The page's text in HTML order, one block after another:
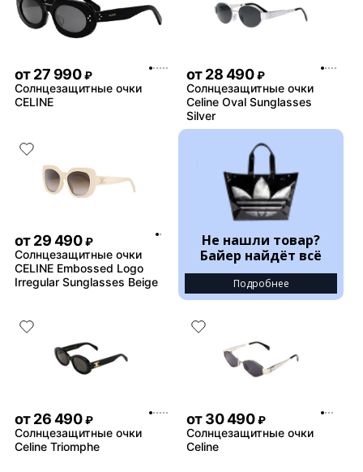
от27 990 ₽
Солнцезащитные очки
CELINE
от28 490 ₽
Солнцезащитные очки
Celine Oval Sunglasses
Silver
от29 490 ₽
Солнцезащитные очки
CELINE Embossed Logo
Irregular Sunglasses Beige
Не нашли товар?
Байер найдёт всё
Подробнее
от26 490 ₽
Солнцезащитные очки
Celine Triomphe
от30 490 ₽
Солнцезащитные очки
Celine